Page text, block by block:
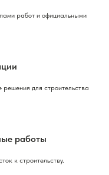
работ и официальными
для строительства
работы
к строительству.